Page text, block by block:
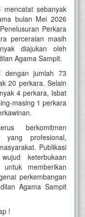
sebanyak
bulan Mei 2026
Perkara
perceraian masih
diajukan oleh
Agama Sampit.
dengan jumlah 73
20 perkara. Selain
4 perkara, Isbat
masing 1 perkara
berkomitmen
yang profesional,
Publikasi
keterbukaan
memberikan
perkembangan
Agama Sampit
!